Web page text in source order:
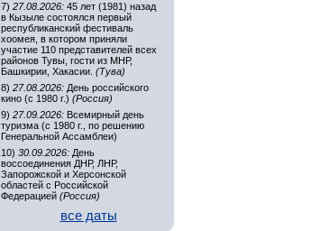
7) 27.08.2026: 45 лет (1981) назад
в Кызыле состоялся первый
республиканский фестиваль
хоомея, в котором приняли
участие 110 представителей всех
районов Тувы, гости из МНР,
Башкирии, Хакасии. (Тува)
8) 27.08.2026: День российского
кино (с 1980 г.) (Россия)
9) 27.09.2026: Всемирный день
туризма (с 1980 г., по решению
Генеральной Ассамблеи)
10) 30.09.2026: День
воссоединения ДНР, ЛНР,
Запорожской и Херсонской
областей с Российской
Федерацией (Россия)
все даты